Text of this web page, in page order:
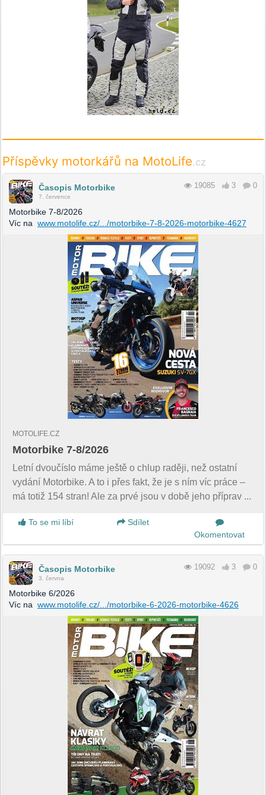
Příspěvky motorkářů na MotoLife.cz
Časopis Motorbike
7. července
19085 3 0
Motorbike 7-8/2026
Víc na www.motolife.cz/.../motorbike-7-8-2026-motorbike-4627
MOTOLIFE.CZ
Motorbike 7-8/2026
Letní dvoučíslo máme ještě o chlup raději, než ostatní
vydání Motorbike. A to i přes fakt, že je s ním víc práce –
má totiž 154 stran! Ale za prvé jsou v době jeho příprav ...
To se mi líbí
Sdílet
Okomentovat
Časopis Motorbike
3. června
19092 3 0
Motorbike 6/2026
Víc na www.motolife.cz/.../motorbike-6-2026-motorbike-4626